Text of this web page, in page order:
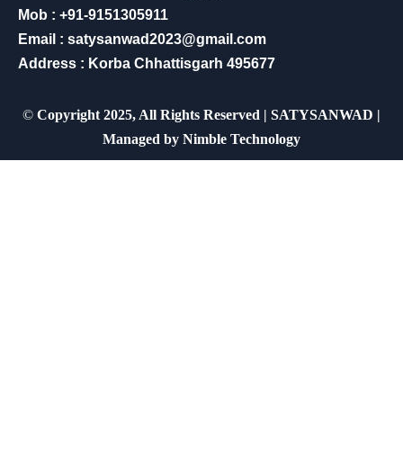
Mob : +91-9151305911
Email : satysanwad2023@gmail.com
Address : Korba Chhattisgarh 495677
© Copyright 2025, All Rights Reserved | SATYSANWAD |
Managed by Nimble Technology